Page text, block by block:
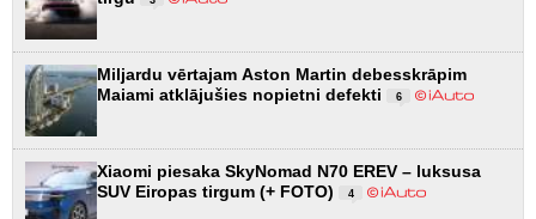
Miljardu vērtajam Aston Martin debesskrāpim
Maiami atklājušies nopietni defekti
6
Xiaomi piesaka SkyNomad N70 EREV – luksusa
SUV Eiropas tirgum (+ FOTO)
4